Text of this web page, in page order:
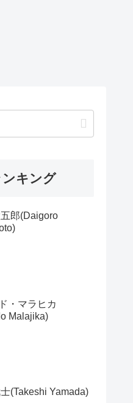
キング
郎(Daigoro
・マラヒカ
Malajika)
(Takeshi Yamada)